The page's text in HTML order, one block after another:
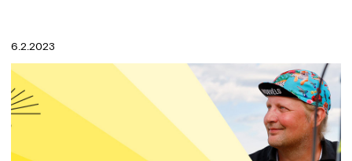
6.2.2023